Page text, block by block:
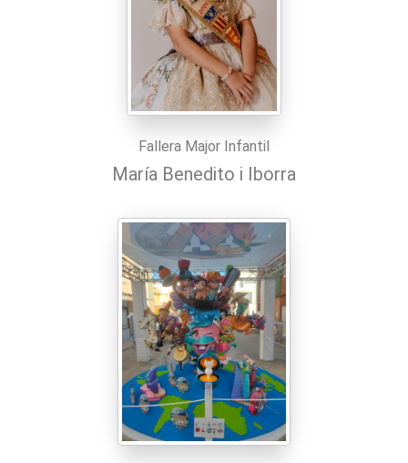
Fallera Major Infantil
María Benedito i Iborra